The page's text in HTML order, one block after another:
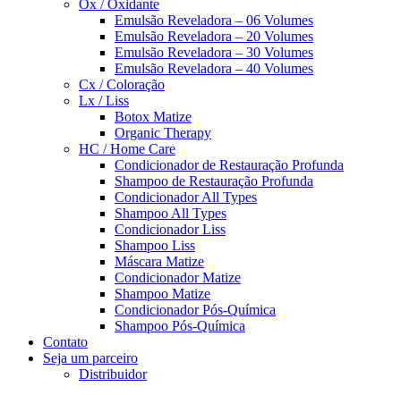
Ox / Oxidante
Emulsão Reveladora – 06 Volumes
Emulsão Reveladora – 20 Volumes
Emulsão Reveladora – 30 Volumes
Emulsão Reveladora – 40 Volumes
Cx / Coloração
Lx / Liss
Botox Matize
Organic Therapy
HC / Home Care
Condicionador de Restauração Profunda
Shampoo de Restauração Profunda
Condicionador All Types
Shampoo All Types
Condicionador Liss
Shampoo Liss
Máscara Matize
Condicionador Matize
Shampoo Matize
Condicionador Pós-Química
Shampoo Pós-Química
Contato
Seja um parceiro
Distribuidor